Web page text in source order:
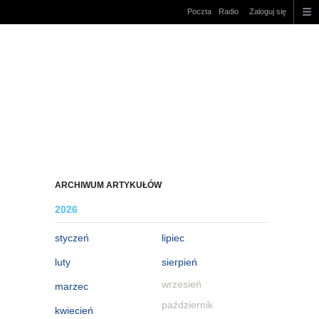
Poczta Radio Zaloguj się
ARCHIWUM ARTYKUŁÓW
2026
styczeń
luty
marzec
kwiecień
lipiec
sierpień
wrzesień
październik